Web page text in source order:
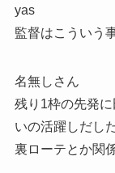
yas
監督はこういう
名無しさん
残り1枠の先発
いの活躍しだし
裏ローテとか関